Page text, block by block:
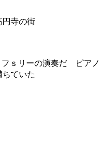
寺の街
ｓリーの演奏だ ピア
ていた